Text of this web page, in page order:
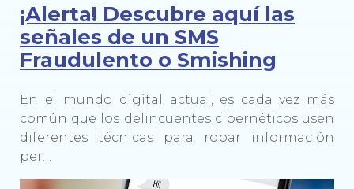
¡Alerta! Descubre aquí las
señales de un SMS
Fraudulento o Smishing
En el mundo digital actual, es cada vez más
común que los delincuentes cibernéticos usen
diferentes técnicas para robar información
per…